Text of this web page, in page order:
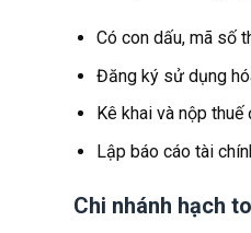
Có con dấu, mã số
Đăng ký sử dụng
Kê khai và nộp
Lập báo cáo tài
Chi nhánh hạch